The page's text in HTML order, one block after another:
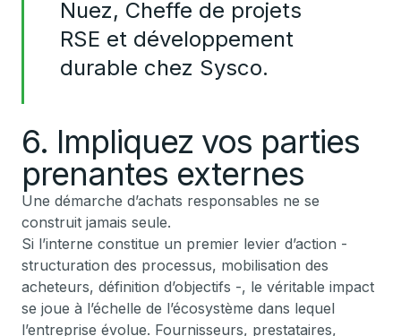
Nuez, Cheffe de projets
RSE et développement
durable chez Sysco.
6. Impliquez vos parties
prenantes externes
Une démarche d’achats responsables ne se
construit jamais seule.
Si l’interne constitue un premier levier d’action -
structuration des processus, mobilisation des
acheteurs, définition d’objectifs -, le véritable impact
se joue à l’échelle de l’écosystème dans lequel
l’entreprise évolue. Fournisseurs, prestataires,